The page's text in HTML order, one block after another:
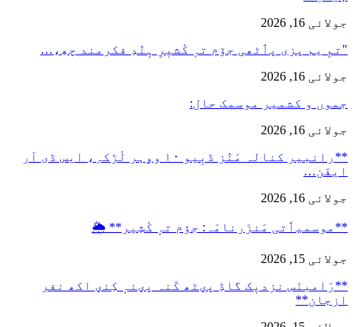
جولائی 16, 2026
"تمِ یم پزی پٲٹھی جۆم تہٕ کٔشیٖرِ ہٕنٛدِ فکرمند چھِ،…
جولائی 16, 2026
جموں و کشمیر موسمک حال:
جولائی 16, 2026
**رانبیر کنالہ مَنٛز ڈبِیو ۱۰ وۄہر لٔڑکہِ، ایس ڈی آر
ایفَن…
جولائی 16, 2026
**موسمیٲتی مَنزَرنامَہ: جۆم تہٕ کٔشِیر** 🌦️
جولائی 15, 2026
**رَامبنَس نزدیٖک گاڈِ پؠٹھ کَنہ پؠنہٕ کِنؠ اکھ نفر
ازجان**